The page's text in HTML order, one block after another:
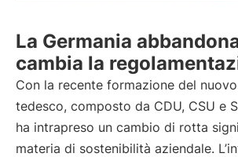
La Germania
cambia la
Con la recente formazione del
tedesco, composto da CDU, CSU e
ha intrapreso un cambio di rotta
materia di sostenibilità aziendale.